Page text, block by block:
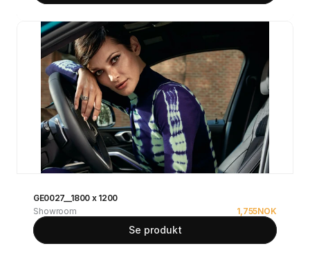
GE0027__1800 x 1200
Showroom
1,755NOK
Se produkt